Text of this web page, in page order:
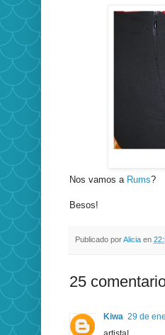
Nos vamos a Rums?
Besos!
Publicado porAlicia en
25
Kiwa 29 de